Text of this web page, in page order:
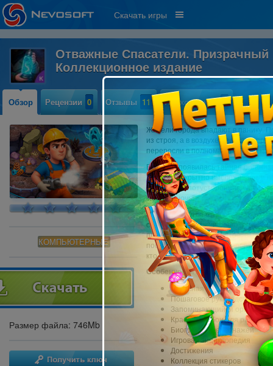
Скачать игры
Отважные Cпасатели. Призрачный
Коллекционное издание
Обзор Рецензии 0 Отзывы 11 Прохождение 0
КОМПЬЮТЕРНЫЕ
Размер файла: 746Mb
Жители города впадают в панику.
из строя, а в воздухе мелькают
переросли в полномасштабный
В городе появилась тайная
Ее члены скрытно выслеживают и
вторгаются потусторонние силы.
могут помочь!
За дело берутся отважные
стабилизировать инфраструктуру
преследуют нечто скрытое, вам
последствиями каждого прорыва.
кто-либо предполагал!
Особенности коллекционного
Бонусная глава с 15
Пошаговое руководство по
Запоминающийся
Красивые обои для
Биография персонажей
Игровая энциклопедия
Достижения
Коллекция стикеров